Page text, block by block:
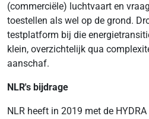
(commerciële) luchtvaart en
toestellen als wel op de grond.
testplatform bij die
klein, overzichtelijk qua
aanschaf.
NLR's bijdrage
NLR heeft in 2019 met de